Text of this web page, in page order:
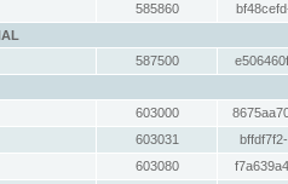
585860
587500
603000
603031
603080